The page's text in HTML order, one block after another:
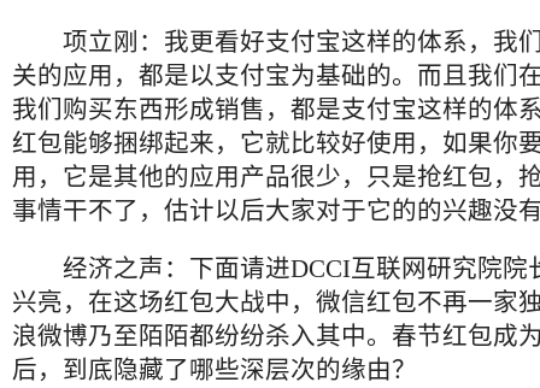
项立刚：我更看好支付宝这样的体系，我
关的应用，都是以支付宝为基础的。而且我们
我们购买东西形成销售，都是支付宝这样的体
红包能够捆绑起来，它就比较好使用，如果你
用，它是其他的应用产品很少，只是抢红包，
事情干不了，估计以后大家对于它的的兴趣没
经济之声：下面请进DCCI互联网研究院院
兴亮，在这场红包大战中，微信红包不再一家
浪微博乃至陌陌都纷纷杀入其中。春节红包成
后，到底隐藏了哪些深层次的缘由？